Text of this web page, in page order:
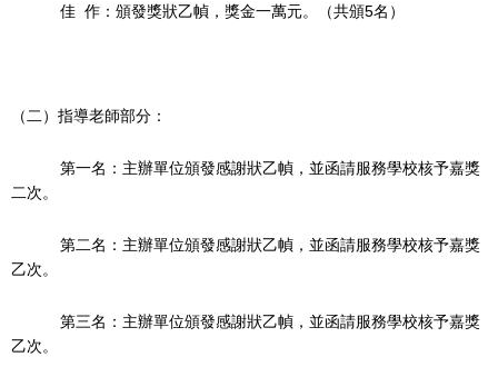
佳 作：頒發獎狀乙幀，獎金一萬元。（共頒5名）
（二）指導老師部分：
第一名：主辦單位頒發感謝狀乙幀，並函請服務學校核予嘉獎
二次。
第二名：主辦單位頒發感謝狀乙幀，並函請服務學校核予嘉獎
乙次。
第三名：主辦單位頒發感謝狀乙幀，並函請服務學校核予嘉獎
乙次。